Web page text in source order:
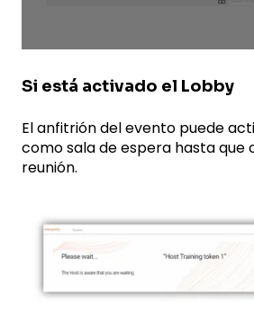
Si está activado el Lobby
El anfitrión del evento puede
como sala de espera hasta que
reunión.